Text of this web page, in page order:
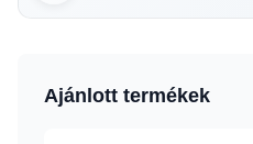
Ajánlott termékek